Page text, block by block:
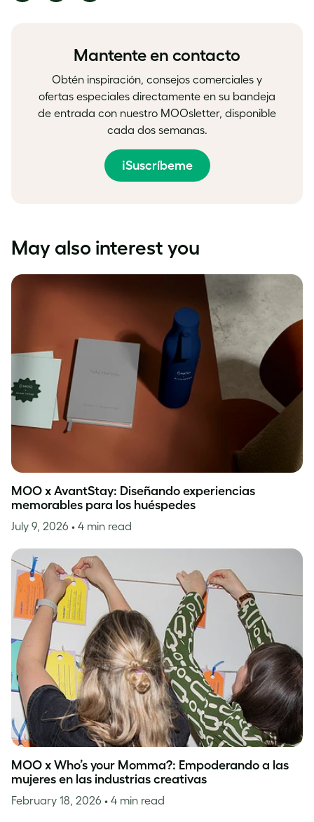
on
on
on
Mantente en contacto
Obtén inspiración, consejos comerciales y
ofertas especiales directamente en su bandeja
de entrada con nuestro MOOsletter, disponible
cada dos semanas.
¡Suscríbeme
May also interest you
MOO x AvantStay: Diseñando experiencias
memorables para los huéspedes
July 9, 2026 • 4 min read
MOO x Who’s your Momma?: Empoderando a las
mujeres en las industrias creativas
February 18, 2026 • 4 min read